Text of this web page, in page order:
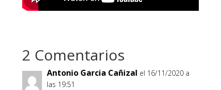
2 Comentarios
Antonio Garcia Cañizal el 16/11/2020 a
las 19:51